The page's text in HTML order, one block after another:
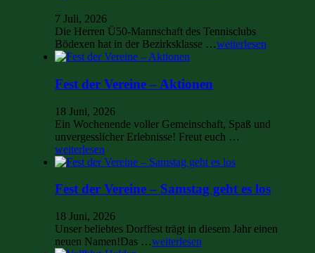
7 Juli, 2026
Die Herren Ü50-Mannschaft des Tennisclubs
Bödexen hat in der Bezirksklasse …weiterlesen
Fest der Vereine – Aktionen
18 Juni, 2026
Ein Wochenende voller Gemeinschaft, Spaß und
unvergesslicher Erlebnisse! Freut euch …
weiterlesen
Fest der Vereine – Samstag geht es los
18 Juni, 2026
Unser beliebtes Dorffest trägt in diesem Jahr einen
neuen Namen!Das …weiterlesen